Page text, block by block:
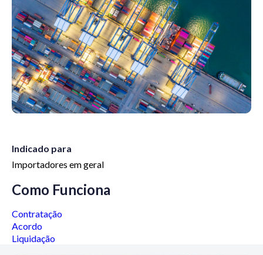
Indicado para
Importadores em geral
Como Funciona
Contratação
Acordo
Liquidação